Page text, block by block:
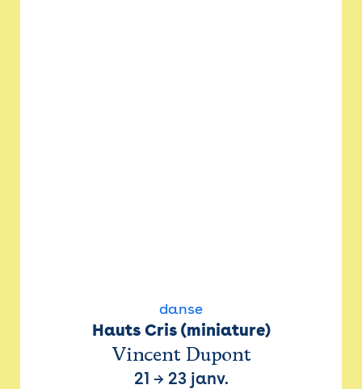
danse
Hauts Cris (miniature)
Vincent Dupont
21 → 23 janv.